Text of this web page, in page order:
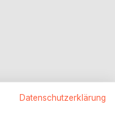
Datenschutzerklärung